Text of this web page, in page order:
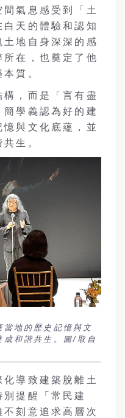
氣息感受到「土
天的體驗和認知
地自身深深的感
在，也奠定了他
質。
，而是「言有盡
學義認為好的建
與文化底蘊，並
生。
地的歷史記憶與文
成和諧共生。圖/取自
導致建築脫離土
提醒「常民建
刻意追求高層次